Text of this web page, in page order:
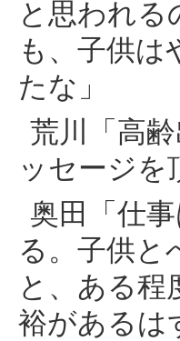
と思われ
も、子供
たな」
荒川「高
ッセージを
奥田「仕
る。子供と
と、ある程
裕があるは